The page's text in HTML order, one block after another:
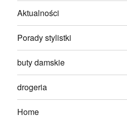
Aktualności
Porady stylistki
buty damskie
drogeria
Home